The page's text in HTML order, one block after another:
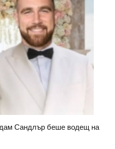
Сандлър беше водещ на